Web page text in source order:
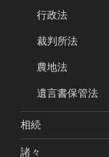
行政法
裁判所法
農地法
遺言書保管法
相続
諸々